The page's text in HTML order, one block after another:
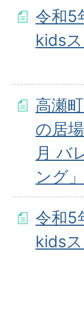
令和5
kids
高瀬
の居
月 バ
ング」
令和5
kids